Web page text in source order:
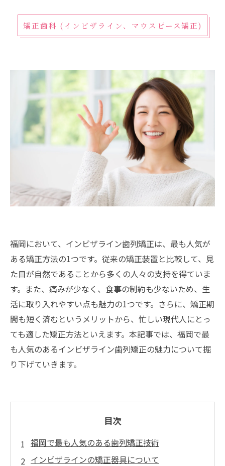
矯正歯科 (インビザライン、マウスピース矯正)
福岡において、インビザライン歯列矯正は、最も人気が
ある矯正方法の1つです。従来の矯正装置と比較して、見
た目が自然であることから多くの人々の支持を得ていま
す。また、痛みが少なく、食事の制約も少ないため、生
活に取り入れやすい点も魅力の1つです。さらに、矯正期
間も短く済むというメリットから、忙しい現代人にとっ
ても適した矯正方法といえます。本記事では、福岡で最
も人気のあるインビザライン歯列矯正の魅力について掘
り下げていきます。
目次
福岡で最も人気のある歯列矯正技術
インビザラインの矯正器具について